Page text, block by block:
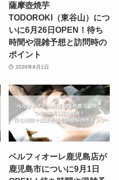
薩摩壺焼芋
TODOROKI（東谷山）につ
いに6月26日OPEN！待ち
時間や混雑予想と訪問時の
ポイント
2026年8月1日
ベルフィオーレ鹿児島店が
鹿児島市についに9月1日